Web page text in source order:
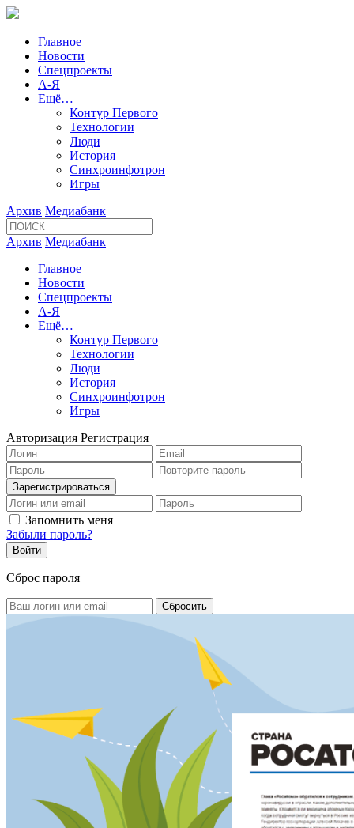
Главное
Новости
Спецпроекты
А-Я
Ещё…
Контур Первого
Технологии
Люди
История
Синхроинфотрон
Игры
Архив Медиабанк
Архив Медиабанк
Главное
Новости
Спецпроекты
А-Я
Ещё…
Контур Первого
Технологии
Люди
История
Синхроинфотрон
Игры
Авторизация Регистрация
Запомнить меня
Забыли пароль?
Сброс пароля